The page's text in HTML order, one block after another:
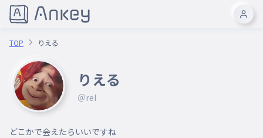
TOP りえる
りえる
＠rel
どこかで会えたらいいですね